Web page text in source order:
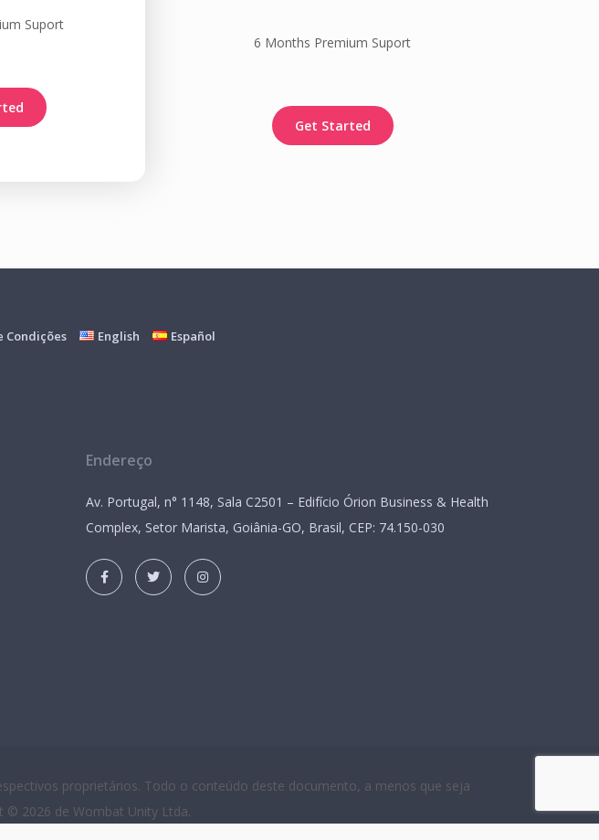
Suport
6 Months Premium Suport
Get Started
Condições English Español
Endereço
Av. Portugal, n° 1148, Sala C2501 – Edifício Órion Business & Health
Complex, Setor Marista, Goiânia-GO, Brasil, CEP: 74.150-030
proprietários. Todo o conteúdo deste documento, a menos que seja
© 2026 de Wombat Unity Ltda.